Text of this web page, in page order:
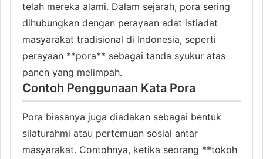
telah mereka alami. Dalam sejarah, pora sering
dihubungkan dengan perayaan adat istiadat
masyarakat tradisional di Indonesia, seperti
perayaan **pora** sebagai tanda syukur atas
panen yang melimpah.
Contoh Penggunaan Kata Pora
Pora biasanya juga diadakan sebagai bentuk
silaturahmi atau pertemuan sosial antar
masyarakat. Contohnya, ketika seorang **tokoh